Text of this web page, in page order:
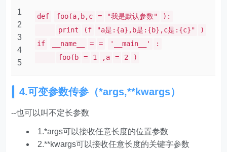
1
2
3
4
5
def foo(a,b,c = "我是默认参数"
):
print
(f "a是:{a},b是:{b},c是:{c}"
)
if
__name__ = = '__main__'
:
foo(b
= 1 ,a = 2 )
4.可变参数传参（*args,**kwargs）
--也可以叫不定长参数
1.*args可以接收任意长度的位置参数
2.**kwargs可以接收任意长度的关键字参数